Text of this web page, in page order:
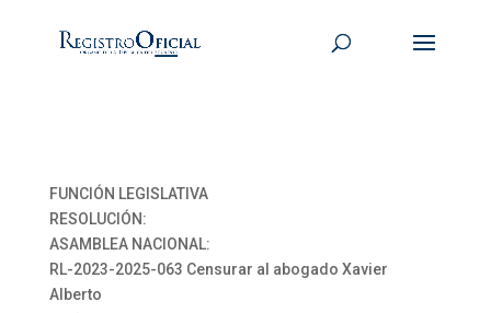
FUNCIÓN LEGISLATIVA
RESOLUCIÓN:
ASAMBLEA NACIONAL:
RL-2023-2025-063 Censurar al abogado Xavier
Alberto